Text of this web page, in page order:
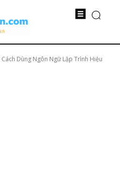
Dùng Ngôn Ngữ Lập Trình Hiệu